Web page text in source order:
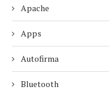
Apache
Apps
Autofirma
Bluetooth